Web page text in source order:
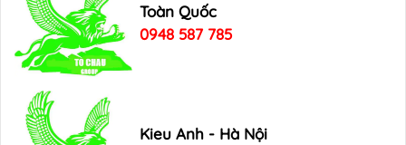
Toàn Quốc
0948 587 785
Kieu Anh - Hà Nội